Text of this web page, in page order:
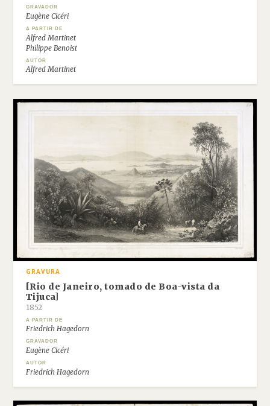
GRAVADOR
Eugène Cicéri
A PARTIR DE
Alfred Martinet
Philippe Benoist
AUTOR
Alfred Martinet
GRAVURA
[Rio de Janeiro, tomado de Boa-vista da
Tijuca]
1852
A PARTIR DE
Friedrich Hagedorn
GRAVADOR
Eugène Cicéri
AUTOR
Friedrich Hagedorn